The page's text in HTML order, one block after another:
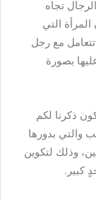
تجاه
التي
مع رجل
بصورة
ذكرنا لكم
والتي بدورها
وذلك لتكوين
كبير.